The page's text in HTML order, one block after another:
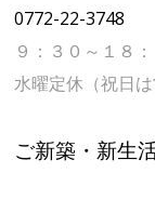
0772-22-3748
９：３０～１８：
水曜定休（祝日は
ご新築・新生